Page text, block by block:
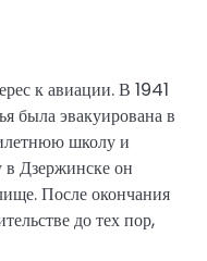
к авиации. В 1941
была эвакуирована в
школу и
Дзержинске он
После окончания
до тех пор,